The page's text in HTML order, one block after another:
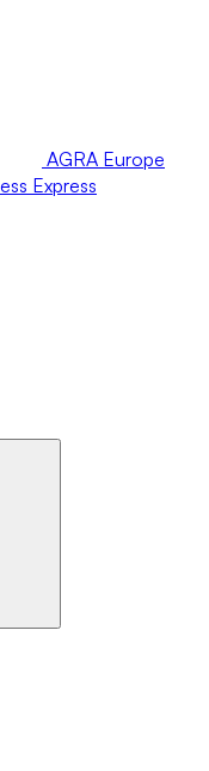
AGRA Europe
Express